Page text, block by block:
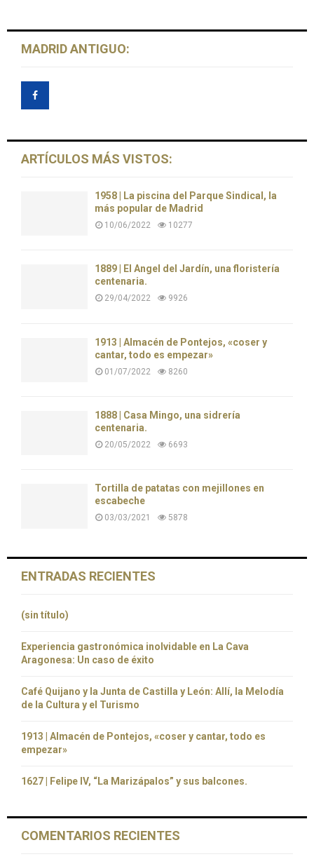
MADRID ANTIGUO:
ARTÍCULOS MÁS VISTOS:
1958 | La piscina del Parque Sindical, la
más popular de Madrid
10/06/2022 10277
1889 | El Ángel del Jardín, una floristería
centenaria.
29/04/2022 9926
1913 | Almacén de Pontejos, «coser y
cantar, todo es empezar»
01/07/2022 8260
1888 | Casa Mingo, una sidrería
centenaria.
20/05/2022 6693
Tortilla de patatas con mejillones en
escabeche
03/03/2021 5878
ENTRADAS RECIENTES
(sin título)
Experiencia gastronómica inolvidable en La Cava
Aragonesa: Un caso de éxito
Café Quijano y la Junta de Castilla y León: Allí, la Melodía
de la Cultura y el Turismo
1913 | Almacén de Pontejos, «coser y cantar, todo es
empezar»
1627 | Felipe IV, “La Marizápalos” y sus balcones.
COMENTARIOS RECIENTES